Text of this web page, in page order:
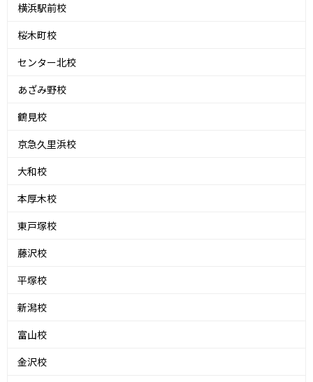
横浜駅前校
桜木町校
センター北校
あざみ野校
鶴見校
京急久里浜校
大和校
本厚木校
東戸塚校
藤沢校
平塚校
新潟校
富山校
金沢校